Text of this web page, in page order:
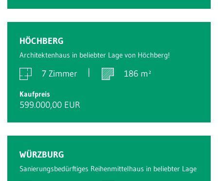
HÖCHBERG
Architektenhaus in beliebter Lage von Höchberg!
7 Zimmer 186 m²
Kaufpreis
599.000,00 EUR
WÜRZBURG
Sanierungsbedürftiges Reihenmittelhaus in beliebter Lage